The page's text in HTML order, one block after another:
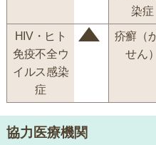
染症
HIV・ヒト
免疫不全ウ
イルス感染
症
疥癬（
せん）
協力医療機関